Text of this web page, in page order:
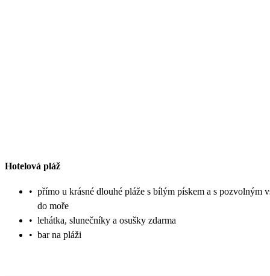
Hotelová pláž
• přímo u krásné dlouhé pláže s bílým pískem a s pozvolným
do moře
• lehátka, slunečníky a osušky zdarma
• bar na pláži